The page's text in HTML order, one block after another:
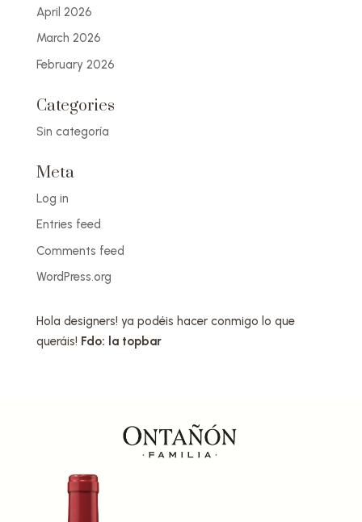
April 2026
March 2026
February 2026
Categories
Sin categoría
Meta
Log in
Entries feed
Comments feed
WordPress.org
Hola designers! ya podéis hacer conmigo lo que
queráis! Fdo: la topbar